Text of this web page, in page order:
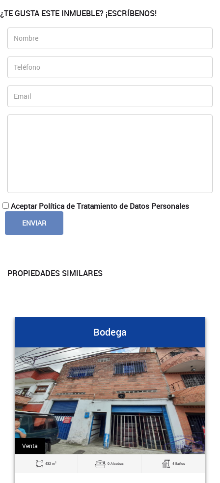
¿TE GUSTA ESTE INMUEBLE? ¡ESCRÍBENOS!
Aceptar Política de Tratamiento de Datos Personales
PROPIEDADES SIMILARES
Bodega
Venta
432 m2 0 Alcobas 4 Baños